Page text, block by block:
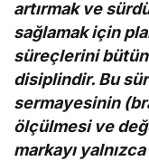
artırmak ve
sağlamak için
süreçlerini
disiplindir. Bu
sermayesinin
ölçülmesi ve
markayı